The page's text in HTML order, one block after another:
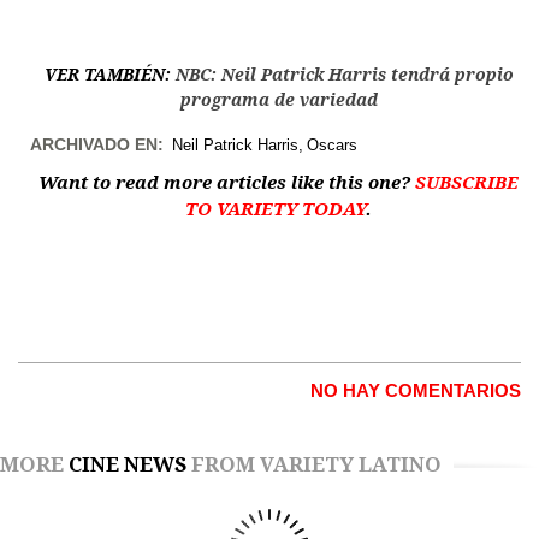
VER TAMBIÉN: NBC: Neil Patrick Harris tendrá propio
programa de variedad
ARCHIVADO EN: Neil Patrick Harris Oscars
Want to read more articles like this one?SUBSCRIBE
TO VARIETY TODAY.
NO HAY COMENTARIOS
MORE CINE NEWS FROM VARIETY LATINO